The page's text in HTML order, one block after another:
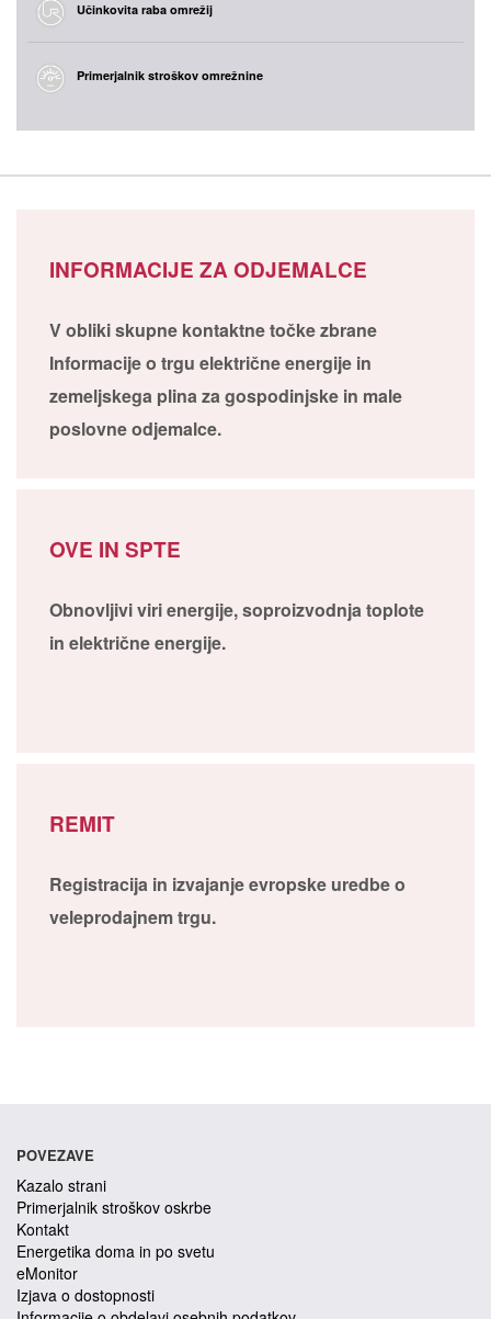
Učinkovita raba omrežij
Primerjalnik stroškov omrežnine
INFORMACIJE ZA ODJEMALCE
V obliki skupne kontaktne točke zbrane
Informacije o trgu električne energije in
zemeljskega plina za gospodinjske in male
poslovne odjemalce.
OVE IN SPTE
Obnovljivi viri energije, soproizvodnja toplote
in električne energije.
REMIT
Registracija in izvajanje evropske uredbe o
veleprodajnem trgu.
POVEZAVE
Kazalo strani
Primerjalnik stroškov oskrbe
Kontakt
Energetika doma in po svetu
eMonitor
Izjava o dostopnosti